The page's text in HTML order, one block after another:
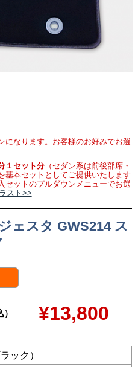
になります。お客様のお好みでお選
１セット分（セダン系は前後部席・
基本セットとしてご提供いたします
セットのプルダウンメニューでお選
スト>>
ェスタ GWS214 ス
¥13,800
ック）